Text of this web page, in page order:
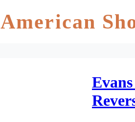
American